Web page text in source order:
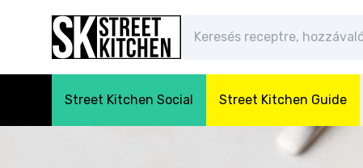
Street Kitchen Social Street Kitchen Guide